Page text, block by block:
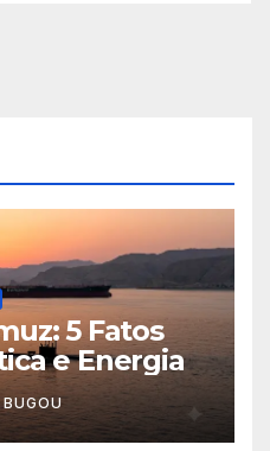
5 Fatos
e Energia
BUGOU